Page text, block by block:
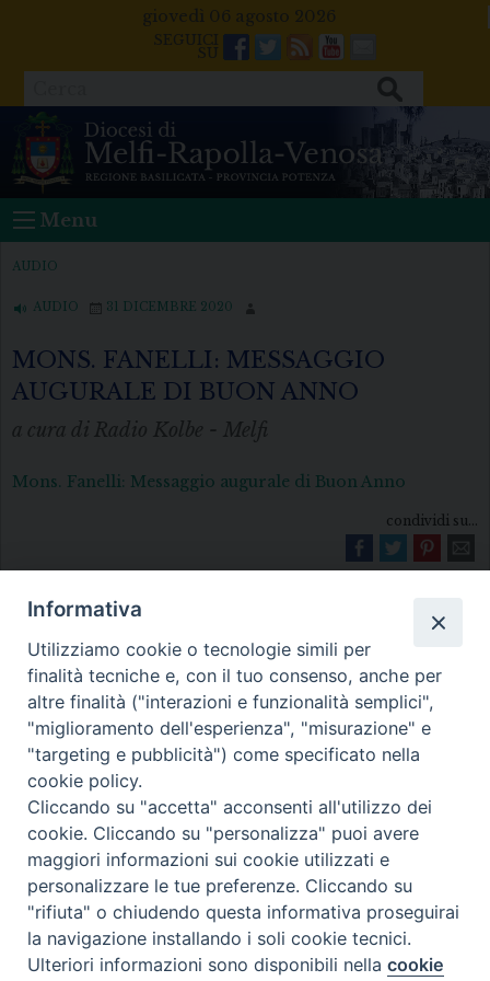
giovedì 06 agosto 2026
Facebook
Twitter
FeedsYoutube
Mail
Menu
AUDIO
AUDIO 31 DICEMBRE 2020
MONS. FANELLI: MESSAGGIO
AUGURALE DI BUON ANNO
a cura di Radio Kolbe - Melfi
Mons. Fanelli: Messaggio augurale di Buon Anno
condividi su...
Diocesi di Melfi Rapolla Venosa
• Largo Duomo, 12 - 85025 MELFI (PZ) •
Tel. 0972238604
PEC ufficiale della Diocesi:
diocesi.melfi_rapolla_venosa@legalmail.it
Preferenze Cookie
Informativa
Utilizziamo cookie o tecnologie simili per
finalità tecniche e, con il tuo consenso, anche per
altre finalità ("interazioni e funzionalità semplici",
"miglioramento dell'esperienza", "misurazione" e
"targeting e pubblicità") come specificato nella
cookie policy.
Cliccando su "accetta" acconsenti all'utilizzo dei
cookie. Cliccando su "personalizza" puoi avere
maggiori informazioni sui cookie utilizzati e
personalizzare le tue preferenze. Cliccando su
"rifiuta" o chiudendo questa informativa proseguirai
la navigazione installando i soli cookie tecnici.
Ulteriori informazioni sono disponibili nellacookie